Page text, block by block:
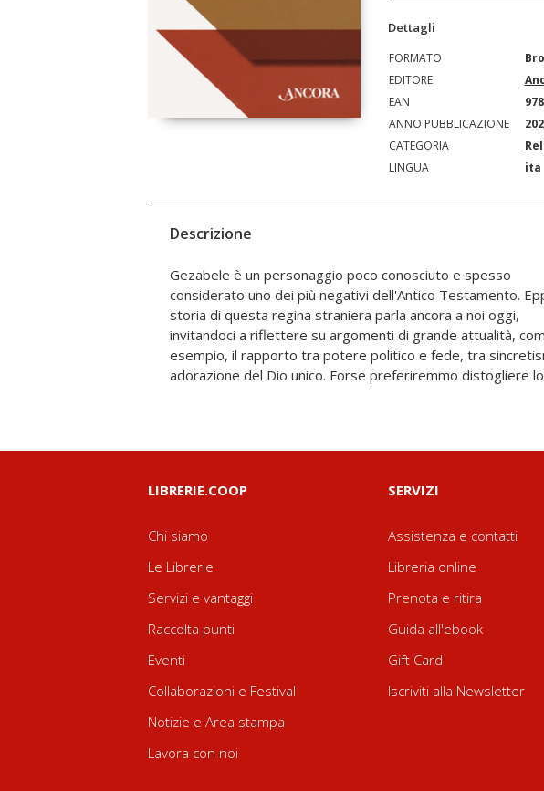
Dettagli
FORMATO
EDITORE
EAN
ANNO PUBBLICAZIONE
CATEGORIA
LINGUA
ita
Descrizione
Gezabele è un personaggio poco conosciuto e spesso
considerato uno dei più negativi dell'Antico Testamento.
storia di questa regina straniera parla ancora a noi oggi,
invitandoci a riflettere su argomenti di grande attualità,
esempio, il rapporto tra potere politico e fede, tra
adorazione del Dio unico. Forse preferiremmo distogliere lo
sguardo da figure come queste, considerando, a torto, la Bibbia
come un libro edificante. Invece la regina Gezabele,
personaggi, ci costringe a confrontarci con la nostra umanità, che
spesso è ambigua o non di specchiata virtù come
fosse. Anche in questo modo, però, la Parola di Dio ci
LIBRERIE.COOP
Chi siamo
Le Librerie
Servizi e vantaggi
Raccolta punti
Eventi
Collaborazioni e Festival
Notizie e Area stampa
Lavora con noi
SERVIZI
Assistenza e contatti
Libreria online
Prenota e ritira
Guida all'ebook
Gift Card
Iscriviti alla Newsletter